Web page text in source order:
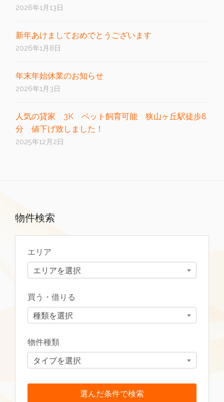
2026年1月13日
新年あけましておめでとうございます
2026年1月8日
年末年始休業のお知らせ
2026年1月3日
人気の貸家 3K ペット飼育可能 狭山ヶ丘駅徒歩8
分 値下げ致しました！
2025年12月2日
物件検索
エリア
エリアを選択
買う・借りる
種類を選択
物件種類
タイプを選択